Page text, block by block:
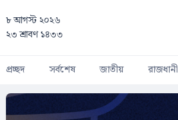
৮ আগস্ট ২০২৬
২৩ শ্রাবণ ১৪৩৩
প্রচ্ছদ সর্বশেষ জাতীয় রাজধানী